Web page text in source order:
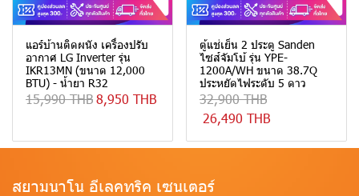
แอร์บ้านติดผนัง เครื่องปรับ
อากาศ LG Inverter รุ่น
IKR13MN (ขนาด 12,000
BTU) - น้ำยา R32
15,990 THB8,950 THB
ตู้แช่เย็น 2 ประตู Sanden
ไซส์จัมโบ้ รุ่น YPE-
1200A/WH ขนาด 38.7Q
ประหยัดไฟระดับ 5 ดาว
32,900 THB
26,490 THB
สยามนาโน อีเลคทริค เซนเตอร์